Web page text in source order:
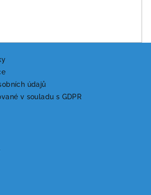
údajů
v souladu s GDPR